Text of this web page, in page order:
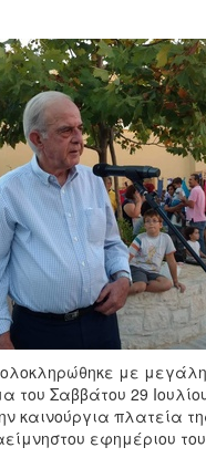
ολοκληρώθηκε με
του Σαββάτου 29
πλατεία
εφημέριου